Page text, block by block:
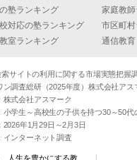
塾ランキング
家庭教
対応の塾ランキング
市区町
室ランキング
通信教
サイトの利用に関する市場実態把握
ン調査総研（2025年度）株式会社アス
株式会社アスマーク
学生～高校生の子供を持つ30～50代
年1月29日～2月3日
ンターネット調査